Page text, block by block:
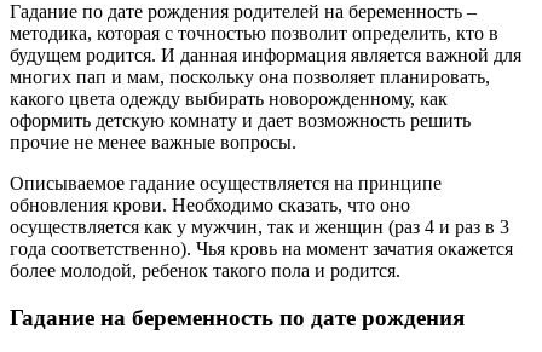
Гадание по дате рождения родителей на беременность –
методика, которая с точностью позволит определить, кто в
будущем родится. И данная информация является важной для
многих пап и мам, поскольку она позволяет планировать,
какого цвета одежду выбирать новорожденному, как
оформить детскую комнату и дает возможность решить
прочие не менее важные вопросы.
Описываемое гадание осуществляется на принципе
обновления крови. Необходимо сказать, что оно
осуществляется как у мужчин, так и женщин (раз 4 и раз в 3
года соответственно). Чья кровь на момент зачатия окажется
более молодой, ребенок такого пола и родится.
Гадание на беременность по дате рождения